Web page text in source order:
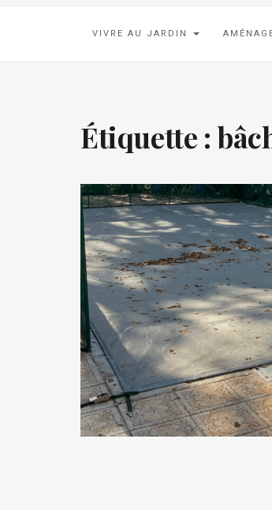
VIVRE AU JARDIN
Étiquette :